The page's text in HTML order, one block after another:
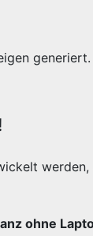
generiert.
ohne